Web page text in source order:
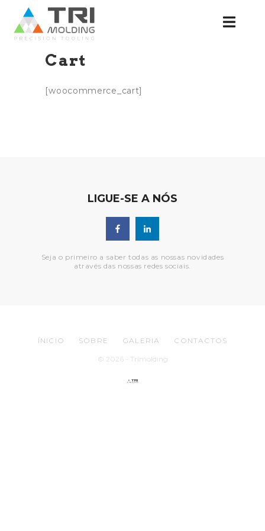
Cart
[woocommerce_cart]
LIGUE-SE A NÓS
Seja o primeiro a saber todas as nossas novidades
através das nossas redes sociais.
ÍNICIO SOBRE GALERIA CONTACTOS
© 2026 - Trimolding